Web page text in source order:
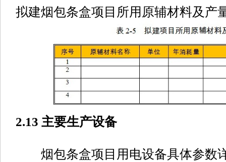
拟建烟包条盒项目所用原辅材料及产
2.13 主要生产设备
烟包条盒项目用电设备具体参数